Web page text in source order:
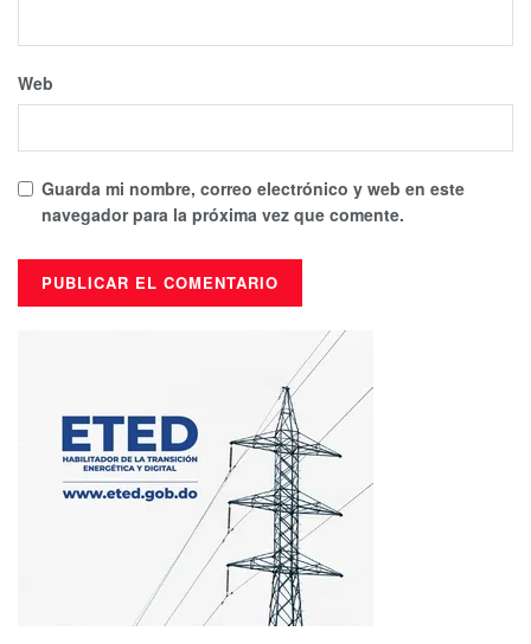
Web
Guarda mi nombre, correo electrónico y web en este
navegador para la próxima vez que comente.